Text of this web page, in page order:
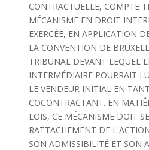
CONTRACTUELLE, COMPTE
MÉCANISME EN DROIT
EXERCÉE, EN APPLICATION
LA CONVENTION DE
TRIBUNAL DEVANT LEQUEL
INTERMÉDIAIRE POURRAIT
LE VENDEUR INITIAL EN
COCONTRACTANT. EN
LOIS, CE MÉCANISME DOIT
RATTACHEMENT DE
SON ADMISSIBILITÉ ET SON